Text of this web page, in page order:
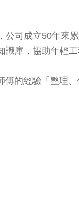
司成立50年來
庫，協助年輕
的經驗「整理